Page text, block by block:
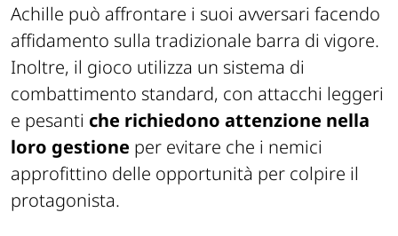
Achille può affrontare i suoi avversari facendo
affidamento sulla tradizionale barra di vigore.
Inoltre, il gioco utilizza un sistema di
combattimento standard, con attacchi leggeri
e pesanti che richiedono attenzione nella
loro gestione per evitare che i nemici
approfittino delle opportunità per colpire il
protagonista.